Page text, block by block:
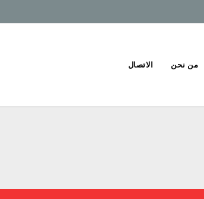
من نحن الاتصال